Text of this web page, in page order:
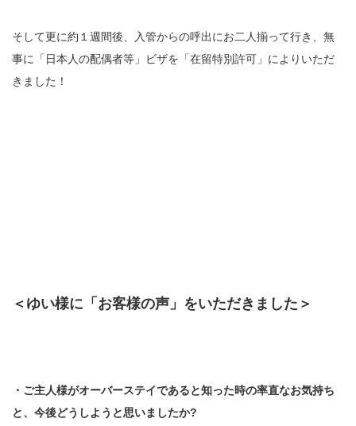
そして更に約１週間後、入管からの呼出にお二人揃って行き、無
事に「日本人の配偶者等」ビザを「在留特別許可」によりいただ
きました！
＜ゆい様に「お客様の声」をいただきました＞
・ご主人様がオーバーステイであると知った時の率直なお気持ち
と、今後どうしようと思いましたか?